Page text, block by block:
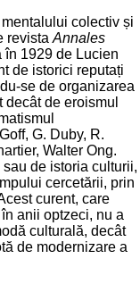
colectiv și
revista Annales
în 1929 de Lucien
de istorici reputați
se de organizarea
de eroismul
G. Duby, R.
Walter Ong.
de istoria culturii,
cercetării, prin
curent, care
anii optzeci, nu a
culturală, decât
de modernizare a